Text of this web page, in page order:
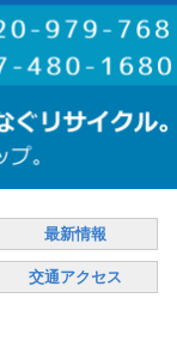
最新情報
交通アクセス